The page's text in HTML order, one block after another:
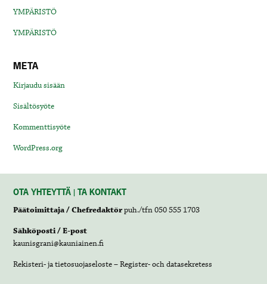
YMPÄRISTÖ
YMPÄRISTÖ
META
Kirjaudu sisään
Sisältösyöte
Kommenttisyöte
WordPress.org
OTA YHTEYTTÄ | TA KONTAKT
Päätoimittaja / Chefredaktörpuh./tfn 050 555 1703
Sähköposti / E-post
kaunisgrani@kauniainen.fi
Rekisteri- ja tietosuojaseloste – Register- och datasekretess